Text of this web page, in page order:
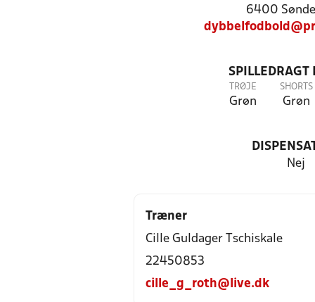
6400
SPILLEDRAGT
TRØJE
Grøn
SHORTS
Grøn
Nej
Træner
Cille Guldager Tschiskale
22450853
cille_g_roth@live.dk